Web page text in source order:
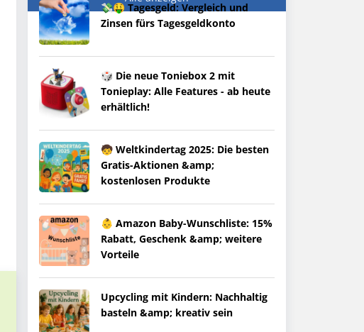
💸🤑 Tagesgeld: Vergleich und
Zinsen fürs Tagesgeldkonto
🎲 Die neue Toniebox 2 mit
Tonieplay: Alle Features - ab heute
erhältlich!
🧒 Weltkindertag 2025: Die besten
Gratis-Aktionen &amp;
kostenlosen Produkte
👶 Amazon Baby-Wunschliste: 15%
Rabatt, Geschenk &amp; weitere
Vorteile
Upcycling mit Kindern: Nachhaltig
basteln &amp; kreativ sein